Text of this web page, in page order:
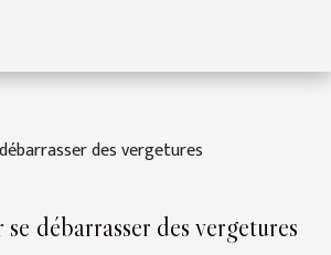
des vergetures
débarrasser des vergetures